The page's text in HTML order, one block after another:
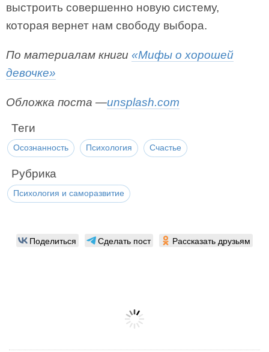
выстроить совершенно новую систему,
которая вернет нам свободу выбора.
По материалам книги «Мифы о хорошей
девочке»
Обложка поста —unsplash.com
Теги
Осознанность Психология Счастье
Рубрика
Психология и саморазвитие
Поделиться Сделать пост Рассказать друзьям